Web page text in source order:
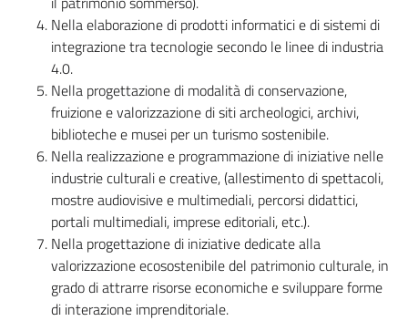
Nella elaborazione di prodotti informatici e di sistemi di
integrazione tra tecnologie secondo le linee di industria
4.0.
Nella progettazione di modalità di conservazione,
fruizione e valorizzazione di siti archeologici, archivi,
biblioteche e musei per un turismo sostenibile.
Nella realizzazione e programmazione di iniziative nelle
industrie culturali e creative, (allestimento di spettacoli,
mostre audiovisive e multimediali, percorsi didattici,
portali multimediali, imprese editoriali, etc.).
Nella progettazione di iniziative dedicate alla
valorizzazione ecosostenibile del patrimonio culturale, in
grado di attrarre risorse economiche e sviluppare forme
di interazione imprenditoriale.